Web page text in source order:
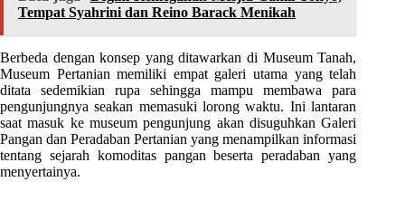
Tempat Syahrini dan Reino Barack Menikah
Berbeda dengan konsep yang ditawarkan di Museum Tanah,
Museum Pertanian memiliki empat galeri utama yang telah
ditata sedemikian rupa sehingga mampu membawa para
pengunjungnya seakan memasuki lorong waktu. Ini lantaran
saat masuk ke museum pengunjung akan disuguhkan Galeri
Pangan dan Peradaban Pertanian yang menampilkan informasi
tentang sejarah komoditas pangan beserta peradaban yang
menyertainya.